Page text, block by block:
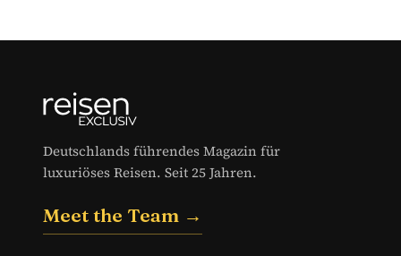
Deutschlands führendes Magazin für
luxuriöses Reisen. Seit 25 Jahren.
Meet the Team →